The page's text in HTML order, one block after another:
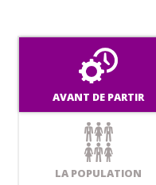
AVANT DE PARTIR
LA POPULATION